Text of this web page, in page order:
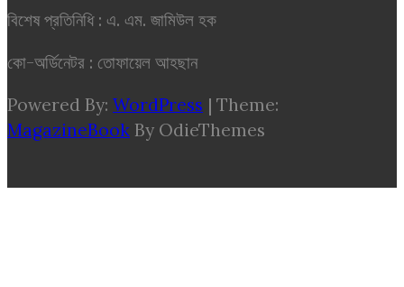
বিশেষ প্রতিনিধি : এ. এম. জামিউল হক
কো-অর্ডিনেটর : তোফায়েল আহছান
Powered By: WordPress | Theme:
MagazineBook By OdieThemes